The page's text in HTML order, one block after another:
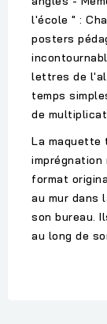
l'école " :
posters
lettres de
temps
de
La maquette
imprégnation
format
au mur dans
son bureau.
au long de